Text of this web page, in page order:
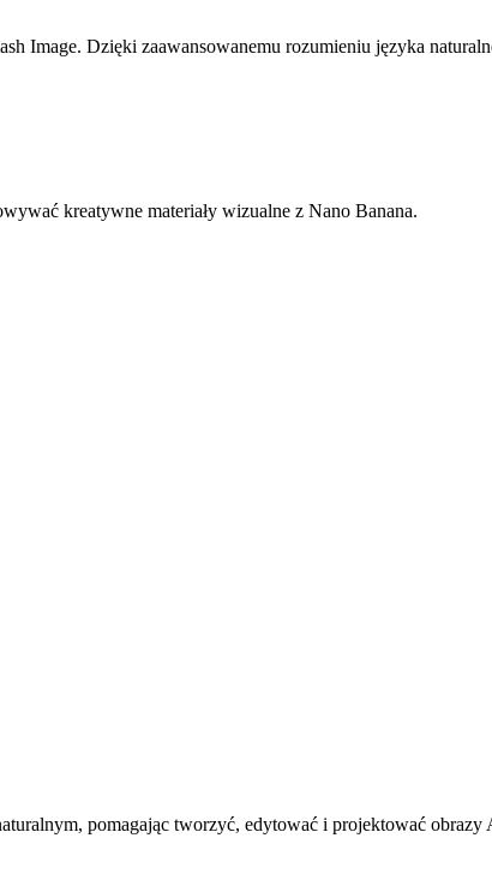
Image. Dzięki zaawansowanemu rozumieniu języka
kreatywne materiały wizualne z Nano Banana.
pomagając tworzyć, edytować i projektować obrazy